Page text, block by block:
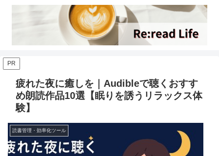
PR
疲れた夜に癒しを｜Audibleで聴くおすす
め朗読作品10選【眠りを誘うリラックス体
験】
読書管理・効率化ツール